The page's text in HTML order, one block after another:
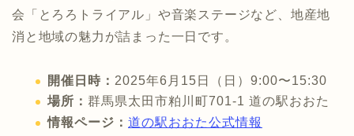
会「とろろトライアル」や音楽ステージなど、地産地
消と地域の魅力が詰まった一日です。
開催日時： 2025年6月15日（日）9:00〜15:30
場所： 群馬県太田市粕川町701-1 道の駅おおた
情報ページ： 道の駅おおた公式情報